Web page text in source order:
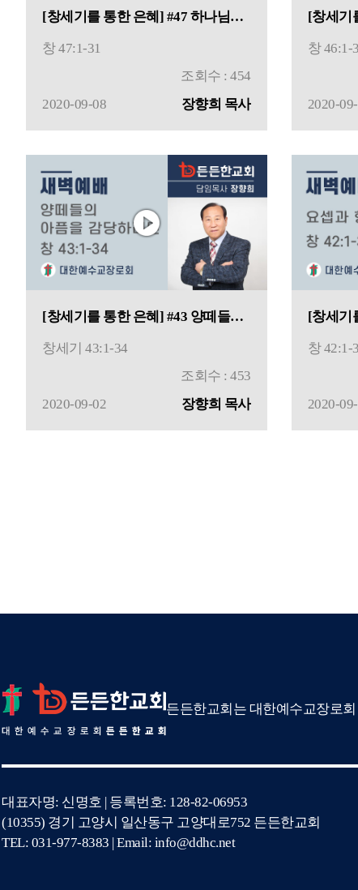
[창세기를 통한 은혜] #47 하나님의 종들의 바른 자세
창 47:1-31
조회수 : 454
2020-09-08
장향희 목사
창 46:1-
2020-
[창세기를 통한 은혜] #43 양떼들의 아픔을 감당하려
창세기 43:1-34
조회수 : 453
2020-09-02
장향희 목사
창 42:1-
2020-
든든한교회는 대한예수교장로
대표자명: 신명호 | 등록번호: 128-82-06953
(10355) 경기 고양시 일산동구 고양대로752 든든한교회
TEL: 031-977-8383 | Email: info@ddhc.net